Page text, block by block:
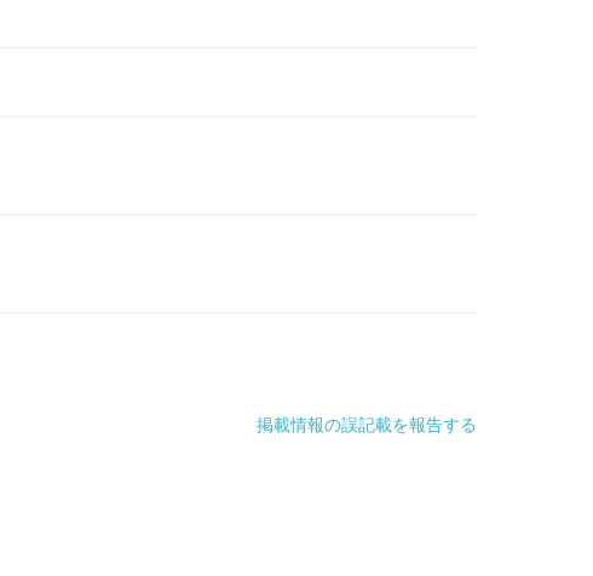
掲載情報の誤記載を報告する